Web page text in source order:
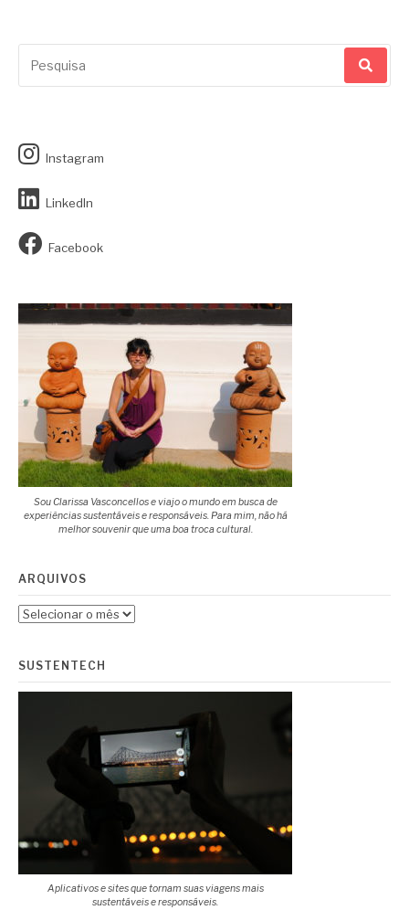
por:
Instagram
LinkedIn
Facebook
Sou Clarissa Vasconcellos e viajo o mundo em busca de
experiências sustentáveis e responsáveis. Para mim, não há
melhor souvenir que uma boa troca cultural.
ARQUIVOS
Arquivos
SUSTENTECH
Aplicativos e sites que tornam suas viagens mais
sustentáveis e responsáveis.